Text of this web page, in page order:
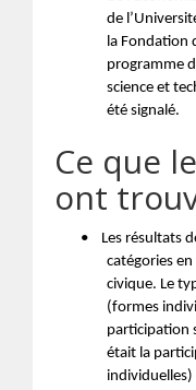
de
la Fondation
programme
science et
été signalé.
Ce que
ont
•
Les résultats
catégories
civique. Le
(formes
participation
était la